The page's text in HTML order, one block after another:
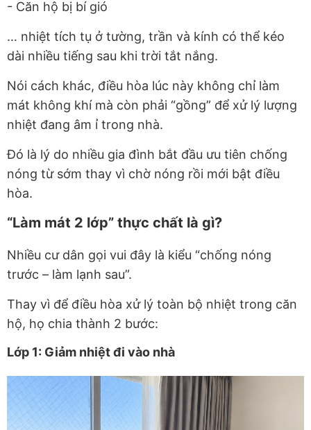
- Căn hộ bị bí gió
… nhiệt tích tụ ở tường, trần và kính có thể kéo
dài nhiều tiếng sau khi trời tắt nắng.
Nói cách khác, điều hòa lúc này không chỉ làm
mát không khí mà còn phải “gồng” để xử lý lượng
nhiệt đang âm ỉ trong nhà.
Đó là lý do nhiều gia đình bắt đầu ưu tiên chống
nóng từ sớm thay vì chờ nóng rồi mới bật điều
hòa.
“Làm mát 2 lớp” thực chất là gì?
Nhiều cư dân gọi vui đây là kiểu “chống nóng
trước – làm lạnh sau”.
Thay vì để điều hòa xử lý toàn bộ nhiệt trong căn
hộ, họ chia thành 2 bước:
Lớp 1: Giảm nhiệt đi vào nhà